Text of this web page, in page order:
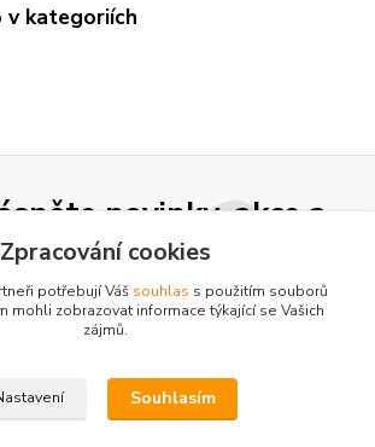
v kategoriích
novinky, akce a
slevy!
zpracováním osobních údajůza účelem rozesílky newsletteru.
kdykoli odhlásit. Zasíláme jednou za 14 dní.
Zpracování cookies
potřebují Váš souhlas s použitím souborů
mohli zobrazovat informace týkající se Vašich
zájmů.
Souhlasím